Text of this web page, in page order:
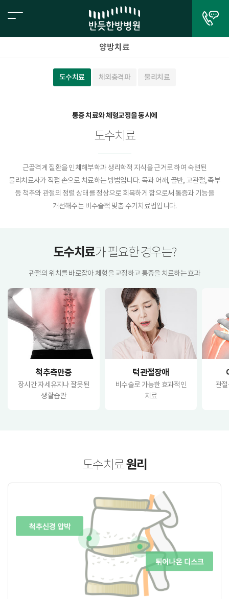
양방치료
도수치료 체외충격파 물리치료
통증 치료와 체형교정을 동시에
도수치료
근골격계 질환을 인체해부학과 생리학적 지식을 근거로 하여 숙련된
물리치료사가 직접 손으로 치료하는 방법입니다. 목과 어깨, 골반, 고관절, 족부
등 척추와 관절의 정렬 상태를 정상으로 회복하게 함으로써 통증과 기능을
개선해주는 비수술적 맞춤 수기치료법입니다.
도수치료가 필요한 경우는?
관절의 위치를 바로잡아 체형을 교정하고 통증을 치료하는 효과
척추측만증
장시간 자세유지나 잘못된
생활습관
턱관절장애
비수술로 가능한 효과적인
치료
관
도수치료원리